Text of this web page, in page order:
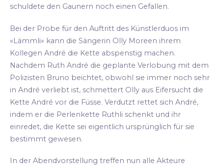
schuldete den Gaunern noch einen Gefallen.
Bei der Probe für den Auftritt des Künstlerduos im
«Lämmli» kann die Sängerin Olly Moreen ihrem
Kollegen André die Kette abspenstig machen.
Nachdem Ruth André die geplante Verlobung mit dem
Polizisten Bruno beichtet, obwohl sie immer noch sehr
in André verliebt ist, schmettert Olly aus Eifersucht die
Kette André vor die Füsse. Verdutzt rettet sich André,
indem er die Perlenkette Ruthli schenkt und ihr
einredet, die Kette sei eigentlich ursprünglich für sie
bestimmt gewesen.
In der Abendvorstellung treffen nun alle Akteure